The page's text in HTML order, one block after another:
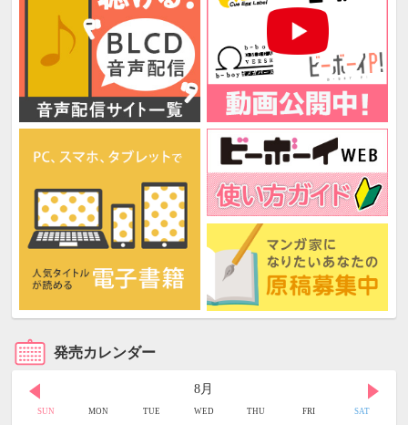
発売カレンダー
8月
SUN MON TUE WED THU FRI SAT